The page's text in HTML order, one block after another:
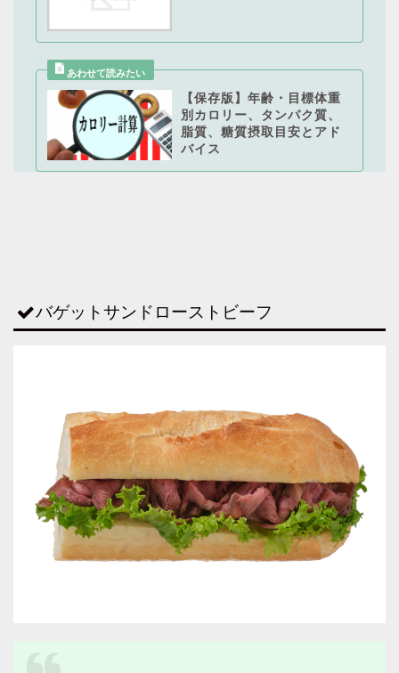
【保存版】年齢・目標体重
別カロリー、タンパク質、
脂質、糖質摂取目安とアド
バイス
バゲットサンドローストビーフ